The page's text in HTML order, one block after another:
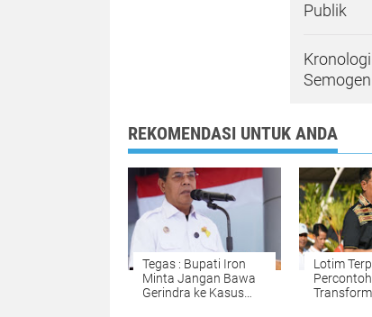
Publik
REKOMENDASI UNTUK ANDA
Tegas : Bupati Iron
Minta Jangan Bawa
Gerindra ke Kasus
Lotim